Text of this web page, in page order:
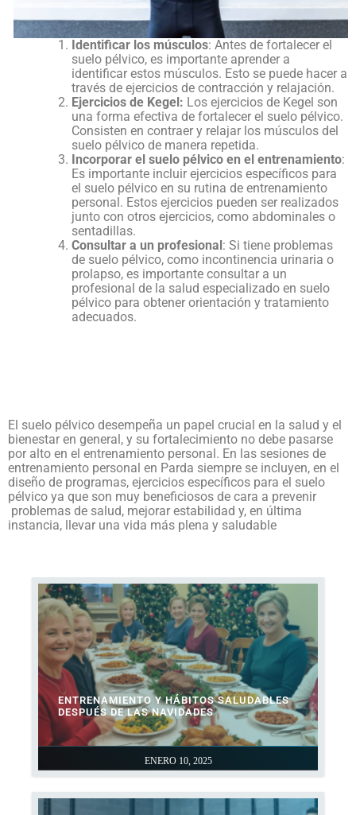
Identificar los músculos: Antes de fortalecer el
suelo pélvico, es importante aprender a
identificar estos músculos. Esto se puede hacer a
través de ejercicios de contracción y relajación.
Ejercicios de Kegel: Los ejercicios de Kegel son
una forma efectiva de fortalecer el suelo pélvico.
Consisten en contraer y relajar los músculos del
suelo pélvico de manera repetida.
Incorporar el suelo pélvico en el entrenamiento:
Es importante incluir ejercicios específicos para
el suelo pélvico en su rutina de entrenamiento
personal. Estos ejercicios pueden ser realizados
junto con otros ejercicios, como abdominales o
sentadillas.
Consultar a un profesional : Si tiene problemas
de suelo pélvico, como incontinencia urinaria o
prolapso, es importante consultar a un
profesional de la salud especializado en suelo
pélvico para obtener orientación y tratamiento
adecuados.
El suelo pélvico desempeña un papel crucial en la salud y el
bienestar en general, y su fortalecimiento no debe pasarse
por alto en el entrenamiento personal. En las sesiones de
entrenamiento personal en Parda siempre se incluyen, en el
diseño de programas, ejercicios específicos para el suelo
pélvico ya que son muy beneficiosos de cara a prevenir
problemas de salud, mejorar estabilidad y, en última
instancia, llevar una vida más plena y saludable
ENERO 10, 2025
ENTRENAMIENTO Y HÁBITOS SALUDABLES
DESPUÉS DE LAS NAVIDADES